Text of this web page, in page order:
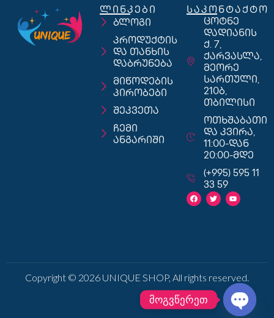
ლინკები
ბლოგი
პროდუქტის
და თანხის
დაბრუნება
მიწოდების
პირობები
შეკვეთა
ჩემი
ანგარიში
საკონტაქტო
ცოტნე
დადიანის
ქ. 7,
ქარვასლა,
მეორე
სართული,
210ბ,
თბილისი
ოთხშაბათი
და კვირა,
11:00-დან
20:00-მდე
(+995) 595 11
33 59
Copyright © 2026 UNIQUE SHOP, All rights reserved.
მოგვწერეთ